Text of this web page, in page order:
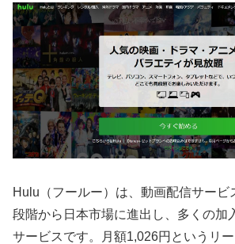
Hulu（フールー）は、動画配信サービ
段階から日本市場に進出し、多くの加
サービスです。月額1,026円というリ